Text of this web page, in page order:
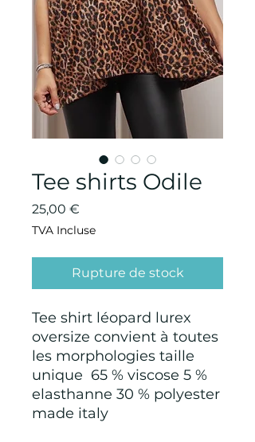
Tee shirts Odile
25,00 €
TVA Incluse
Rupture de stock
Tee shirt léopard lurex
oversize convient à toutes
les morphologies taille
unique 65 % viscose 5 %
elasthanne 30 % polyester
made italy